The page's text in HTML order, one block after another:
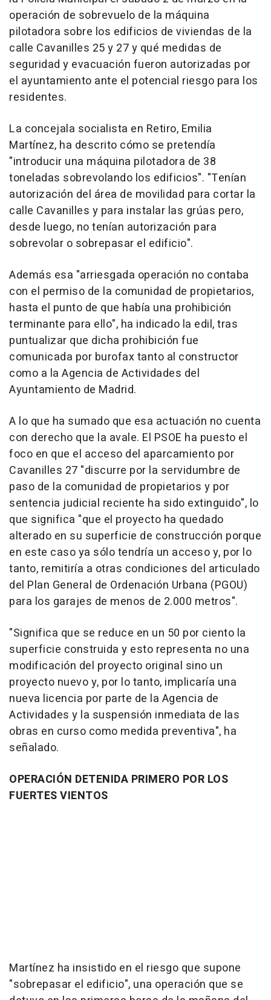
operación de sobrevuelo de la máquina
pilotadora sobre los edificios de viviendas de la
calle Cavanilles 25 y 27 y qué medidas de
seguridad y evacuación fueron autorizadas por
el ayuntamiento ante el potencial riesgo para los
residentes.
La concejala socialista en Retiro, Emilia
Martínez, ha descrito cómo se pretendía
"introducir una máquina pilotadora de 38
toneladas sobrevolando los edificios". "Tenían
autorización del área de movilidad para cortar la
calle Cavanilles y para instalar las grúas pero,
desde luego, no tenían autorización para
sobrevolar o sobrepasar el edificio".
Además esa "arriesgada operación no contaba
con el permiso de la comunidad de propietarios,
hasta el punto de que había una prohibición
terminante para ello", ha indicado la edil, tras
puntualizar que dicha prohibición fue
comunicada por burofax tanto al constructor
como a la Agencia de Actividades del
Ayuntamiento de Madrid.
A lo que ha sumado que esa actuación no cuenta
con derecho que la avale. El PSOE ha puesto el
foco en que el acceso del aparcamiento por
Cavanilles 27 "discurre por la servidumbre de
paso de la comunidad de propietarios y por
sentencia judicial reciente ha sido extinguido", lo
que significa "que el proyecto ha quedado
alterado en su superficie de construcción porque
en este caso ya sólo tendría un acceso y, por lo
tanto, remitiría a otras condiciones del articulado
del Plan General de Ordenación Urbana (PGOU)
para los garajes de menos de 2.000 metros".
"Significa que se reduce en un 50 por ciento la
superficie construida y esto representa no una
modificación del proyecto original sino un
proyecto nuevo y, por lo tanto, implicaría una
nueva licencia por parte de la Agencia de
Actividades y la suspensión inmediata de las
obras en curso como medida preventiva", ha
señalado.
OPERACIÓN DETENIDA PRIMERO POR LOS
FUERTES VIENTOS
Martínez ha insistido en el riesgo que supone
"sobrepasar el edificio", una operación que se